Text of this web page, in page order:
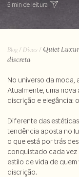
5 min de leitura
Blog / Dicas / Quiet
discreta
No universo da moda,
Atualmente, uma
discrição e elegância: o
Diferente das
tendência aposta no
o que está por trás
conquistado cada vez
estilo de vida de
discrição.